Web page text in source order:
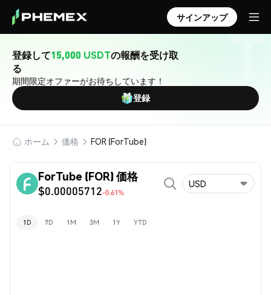
サインアップ
登録して15,000 USDTの報酬を受け取
る
期間限定オファーがお待ちしています！
登録
ホーム 価格 FOR (ForTube)
ForTube (FOR) 価格
$0.00005712-0.61%
USD
1D 7D 1M 3M 1Y YTD